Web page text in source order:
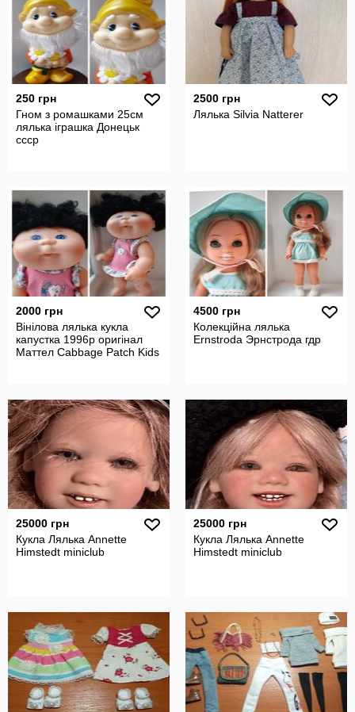
250 грн
Гном з ромашками 25см
лялька іграшка Донецьк
ссср
2500 грн
Лялька Silvia Natterer
2000 грн
Вінілова лялька кукла
капустка 1996р оригінал
Маттел Cabbage Patch Kids
4500 грн
Колекційна лялька
Ernstroda Эрнстрода гдр
25000 грн
Кукла Лялька Annette
Himstedt miniclub
25000 грн
Кукла Лялька Annette
Himstedt miniclub